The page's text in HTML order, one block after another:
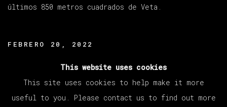
últimos 850 metros cuadrados de Veta.
FEBRERO 20, 2022
This website uses cookies
This site uses cookies to help make it more
useful to you. Please contact us to find out more